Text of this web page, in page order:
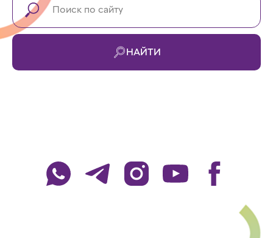
НАЙТИ